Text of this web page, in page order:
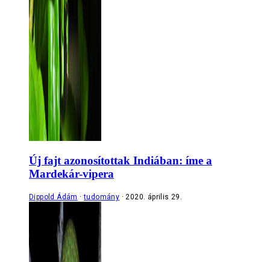
Új fajt azonosítottak Indiában: íme a
Mardekár-vipera
Dippold Ádám tudomány 2020. április 29.